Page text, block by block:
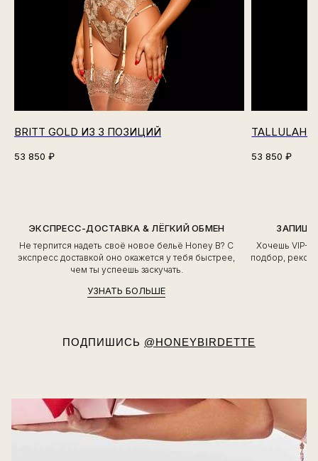
BRITT GOLD ИЗ 3 ПОЗИЦИЙ
53 850 ₽
TALLULAH
53 850 ₽
ЭКСПРЕСС-ДОСТАВКА & ЛЁГКИЙ ОБМЕН
Не терпится надеть своё новое бельё Honey B? С
экспресс доставкой оно окажется у тебя быстрее,
чем ты успеешь заскучать.
УЗНАТЬ БОЛЬШЕ
Хочешь VIP-
подбор,
ПОДПИШИСЬ @HONEYBIRDETTE